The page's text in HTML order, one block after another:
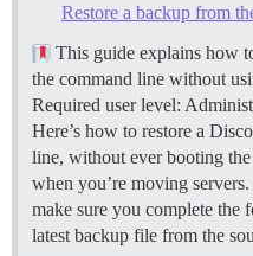
Restore a backup from
This guide explains how
the command line without
Required user level:
Here’s how to restore a
line, without ever booting
when you’re moving servers.
make sure you complete
latest backup file from the